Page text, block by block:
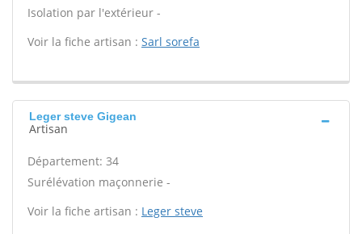
Isolation par l'extérieur -
Voir la fiche artisan : Sarl sorefa
Leger steve Gigean
Artisan
Département: 34
Surélévation maçonnerie -
Voir la fiche artisan : Leger steve